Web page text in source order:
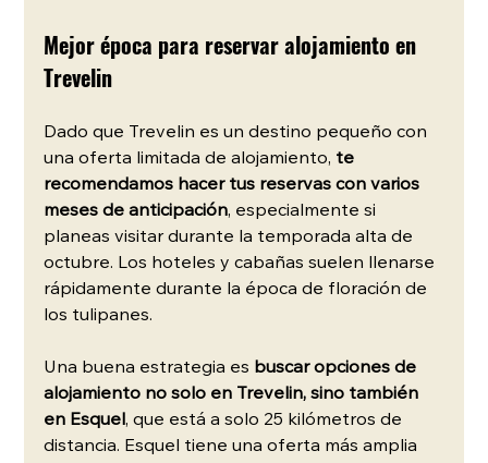
Mejor época para reservar alojamiento en
Trevelin
Dado que Trevelin es un destino pequeño con
una oferta limitada de alojamiento, te
recomendamos hacer tus reservas con varios
meses de anticipación, especialmente si
planeas visitar durante la temporada alta de
octubre. Los hoteles y cabañas suelen llenarse
rápidamente durante la época de floración de
los tulipanes.
Una buena estrategia es buscar opciones de
alojamiento no solo en Trevelin, sino también
en Esquel, que está a solo 25 kilómetros de
distancia. Esquel tiene una oferta más amplia